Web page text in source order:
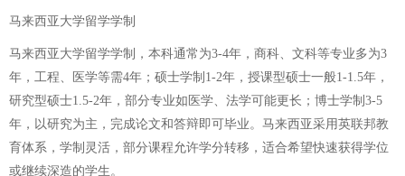
马来西亚大学留学学制
马来西亚大学留学学制，本科通常为3-4年，商科、文科等专业多为3
年，工程、医学等需4年；硕士学制1-2年，授课型硕士一般1-1.5年，
研究型硕士1.5-2年，部分专业如医学、法学可能更长；博士学制3-5
年，以研究为主，完成论文和答辩即可毕业。马来西亚采用英联邦教
育体系，学制灵活，部分课程允许学分转移，适合希望快速获得学位
或继续深造的学生。